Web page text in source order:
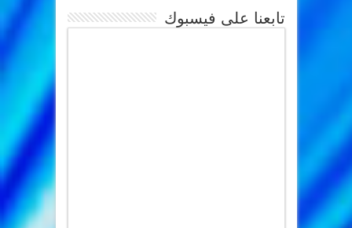
تابعنا على فيسبوك